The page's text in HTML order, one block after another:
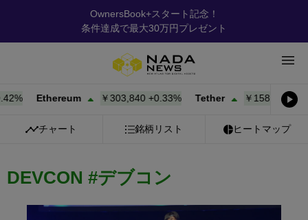
OwnersBook+スタート記念！
条件達成で最大30万円プレゼント
Ethereum ￥303,847+0.33% Tether ￥158.17 0.00%
チャート 銘柄リスト ヒートマップ
DEVCON #デブコン